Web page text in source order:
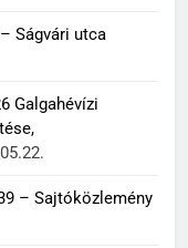
Ságvári utca
Galgahévízi
– Sajtóközlemény